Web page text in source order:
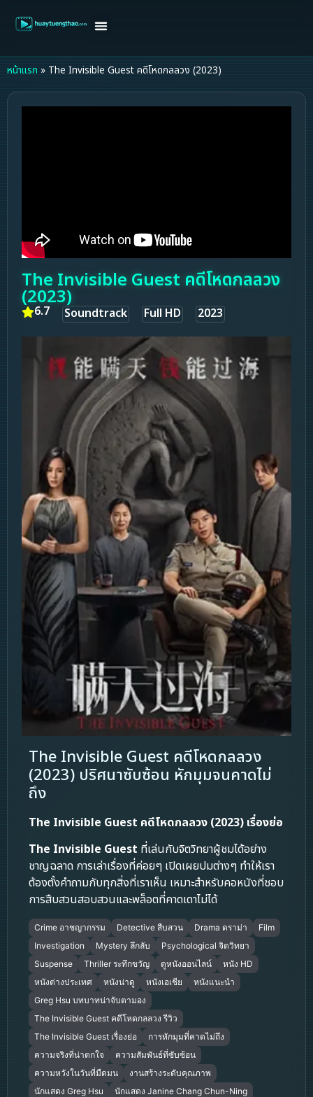
หน้าแรก » The Invisible Guest คดีโหดกลลวง (2023)
The Invisible Guest คดีโหดกลลวง
(2023)
6.7 Soundtrack Full HD 2023
The Invisible Guest คดีโหดกลลวง
(2023) ปริศนาซับซ้อน หักมุมจนคาดไม่
ถึง
The Invisible Guest คดีโหดกลลวง (2023) เรื่องย่อ
The Invisible Guest ที่เล่นกับจิตวิทยาผู้ชมได้อย่าง
ชาญฉลาด การเล่าเรื่องที่ค่อยๆ เปิดเผยปมต่างๆ ทำให้เรา
ต้องตั้งคำถามกับทุกสิ่งที่เราเห็น เหมาะสำหรับคอหนังที่ชอบ
การสืบสวนสอบสวนและพล็อตที่คาดเดาไม่ได้
Crime อาชญากรรม Detective สืบสวน Drama ดราม่า
Film
Investigation
Mystery ลึกลับ
Psychological จิตวิทยา
Suspense
Thriller ระทึกขวัญ ดูหนังออนไลน์
หนัง HD
หนังต่างประเทศ
หนังน่าดู หนังเอเชีย
หนังแนะนำ
Greg Hsu บทบาทน่าจับตามอง
The Invisible Guest คดีโหดกลลวง รีวิว
The Invisible Guest เรื่องย่อ
การหักมุมที่คาดไม่ถึง
ความจริงที่น่าตกใจ
ความสัมพันธ์ที่ซับซ้อน
ความหวังในวันที่มืดมน
งานสร้างระดับคุณภาพ
นักแสดง Greg Hsu
นักแสดง Janine Chang Chun-Ning